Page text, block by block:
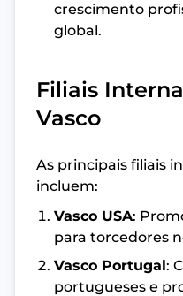
crescimento
global.
Filiais
Vasco
As principais filiais
incluem:
Vasco USA:
para torcedores
Vasco Portugal:
portugueses e